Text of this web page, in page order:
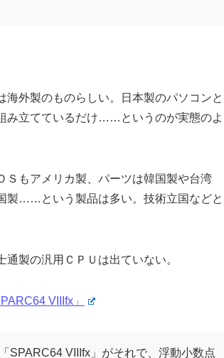
外製のものらしい。日本製のパソコンと
み立てているだけ……というのが実態のよ
Ｓもアメリカ製、パーツは韓国製や台湾
製……という製品は多い。技術立国などと
製の汎用ＣＰＵは出ていない。
VIIIfx」
SPARC64 VIIIfx」がそれで、浮動小数点